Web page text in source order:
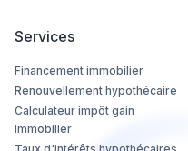
Services
Financement immobilier
Renouvellement hypothécaire
Calculateur impôt gain
immobilier